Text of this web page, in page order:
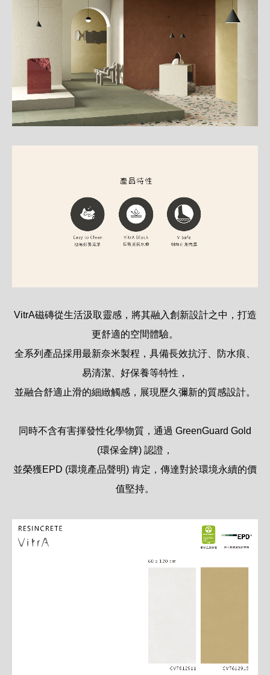
VitrA磁磚從生活汲取靈感，將其融入創新設計之中，打造
更舒適的空間體驗。
全系列產品採用最新奈米製程，具備長效抗汙、防水痕、
易清潔、好保養等特性，
並融合舒適止滑的細緻觸感，展現歷久彌新的質感設計。
同時不含有害揮發性化學物質，通過 GreenGuard Gold
(環保金牌) 認證，
並榮獲EPD (環境產品聲明) 肯定，傳達對於環境永續的價
值堅持。